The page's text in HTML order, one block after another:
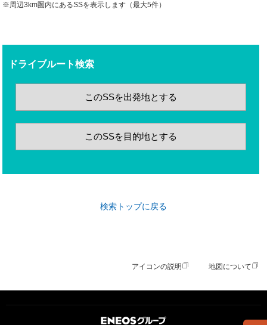
※周辺3km圏内にあるSSを表示します（最大5件）
ドライブルート検索
このSSを出発地とする
このSSを目的地とする
検索トップに戻る
アイコンの説明 地図について